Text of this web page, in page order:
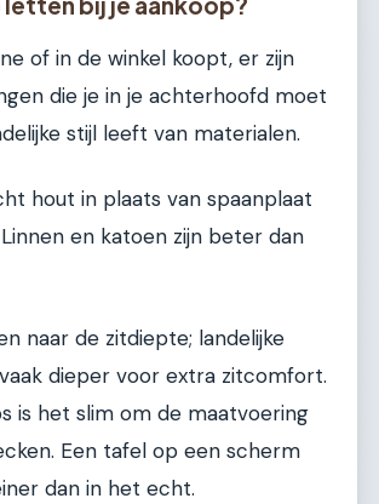
of in de winkel koopt, er zijn
die je in je achterhoofd moet
stijl leeft van materialen.
hout in plaats van spaanplaat
en katoen zijn beter dan
naar de zitdiepte; landelijke
dieper voor extra zitcomfort.
is het slim om de maatvoering
Een tafel op een scherm
dan in het echt.